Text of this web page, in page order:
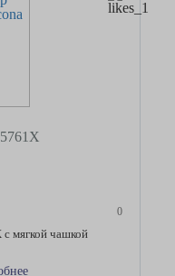
0
мягкой чашкой